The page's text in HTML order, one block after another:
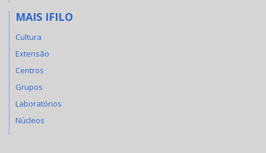
MAIS IFILO
Cultura
Extensão
Centros
Grupos
Laboratórios
Núcleos